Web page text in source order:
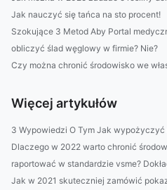
Jak nauczyć się tańca na sto procent!
Szokujące 3 Metod Aby Portal
obliczyć ślad węglowy w firmie? Nie?
Czy można chronić środowisko we
Więcej artykułów
3 Wypowiedzi O Tym Jak wypożyczyć
Dlaczego w 2022 warto chronić
raportować w standardzie vsme?
Jak w 2021 skuteczniej zamówić